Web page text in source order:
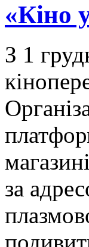
«Кіно
З 1
за